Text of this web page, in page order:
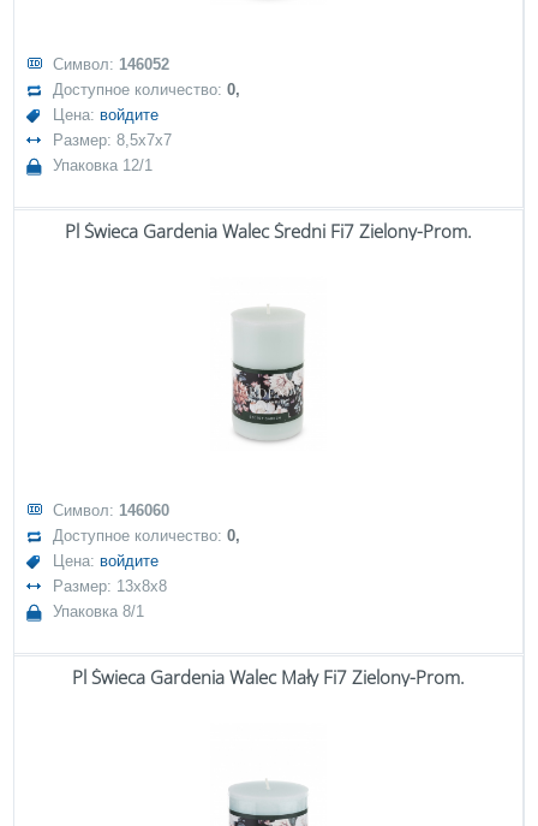
Символ: 146052
Доступное количество:0,
Цена: войдите
Размер: 8,5x7x7
Упаковка 12/1
Pl Świeca Gardenia Walec Średni Fi7 Zielony-Prom.
Символ: 146060
Доступное количество:0,
Цена: войдите
Размер: 13x8x8
Упаковка 8/1
Pl Świeca Gardenia Walec Mały Fi7 Zielony-Prom.